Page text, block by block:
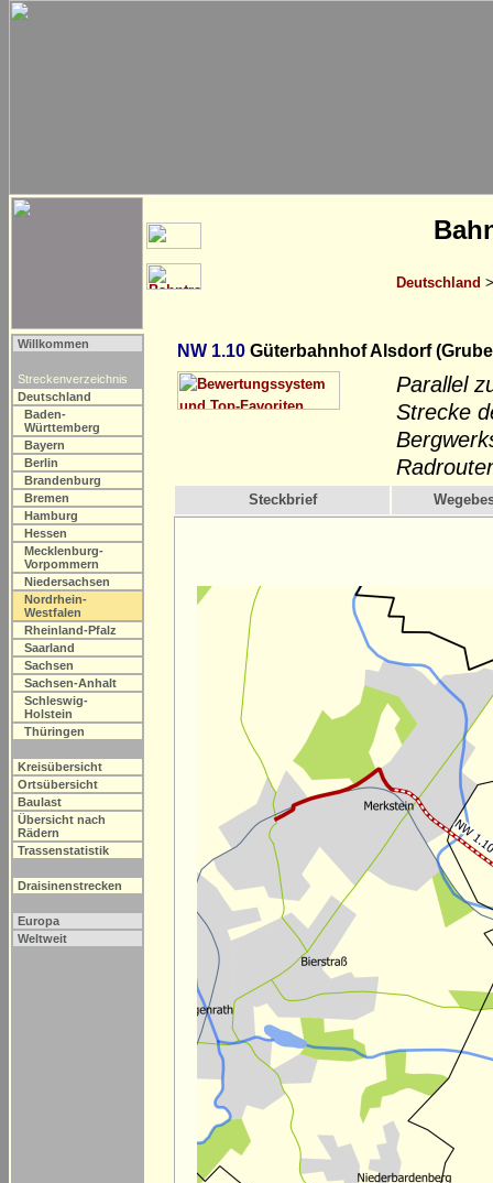
Deutschland
Willkommen
Streckenverzeichnis
Deutschland
Baden-
Württemberg
Bayern
Berlin
Brandenburg
Bremen
Hamburg
Hessen
Mecklenburg-
Vorpommern
Niedersachsen
Nordrhein-
Westfalen
Rheinland-Pfalz
Saarland
Sachsen
Sachsen-Anhalt
Schleswig-
Holstein
Thüringen
Kreisübersicht
Ortsübersicht
Baulast
Übersicht nach
Rädern
Trassenstatistik
Draisinenstrecken
Europa
Weltweit
NW 1.10 Güterbahnhof Alsdorf
Parallel
Strecke
Steckbrief